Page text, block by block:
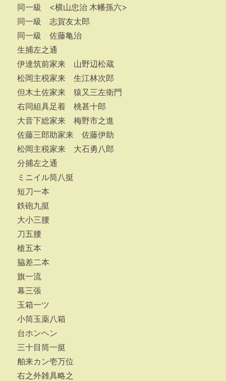
同一級 <横山忠治 木幡孫六>
同一級 志賀友太郎
同一級 佐藤亀治
生捕左之通
伊達筑前家来 山野辺松蔵
松岡主税家来 生江林次郎
但木土佐家来 猿又三左衛門
右同組具足着 桃甚十郎
大音下総家来 梅野市之進
佐藤三郎助家来 佐藤伊助
松岡主税家来 大石勇八郎
分捕左之通
ミニイル筒八挺
短刀一本
鉄砲九挺
大小三腰
刀五腰
槍五本
脇差二本
旗一流
幕三張
玉箱一ツ
小筒玉薬八箱
台ホンヘン
三十目筒一挺
舶来カン壱万位
右之外雑具略之